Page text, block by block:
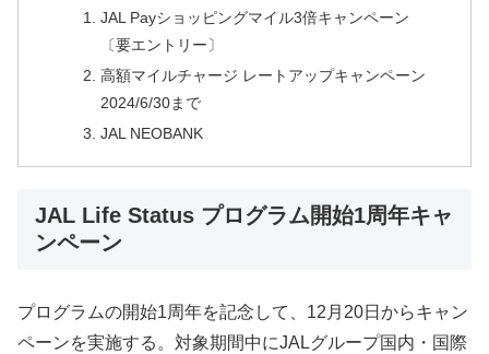
JAL Payショッピングマイル3倍キャンペーン
〔要エントリー〕
高額マイルチャージ レートアップキャンペーン
2024/6/30まで
JAL NEOBANK
JAL Life Status プログラム開始1周年キャ
ンペーン
プログラムの開始1周年を記念して、12月20日からキャン
ペーンを実施する。対象期間中にJALグループ国内・国際